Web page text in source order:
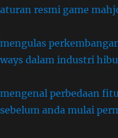
aturan resmi game
mengulas
ways dalam industri
mengenal perbedaan
sebelum anda mulai